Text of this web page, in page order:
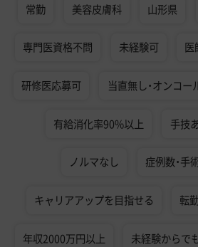
常勤 美容皮膚科 山形県
専門医資格不問 未経験可 医
研修医応募可 当直無し・オンコー
有給消化率90%以上 手技
ノルマなし 症例数・手
キャリアアップを目指せる 転
年収2000万円以上 未経験からで